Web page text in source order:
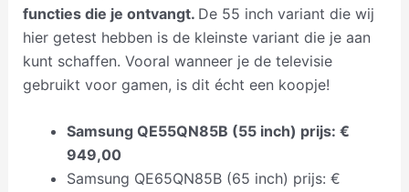
functies die je ontvangt. De 55 inch variant die wij
hier getest hebben is de kleinste variant die je aan
kunt schaffen. Vooral wanneer je de televisie
gebruikt voor gamen, is dit écht een koopje!
Samsung QE55QN85B (55 inch) prijs: €
949,00
Samsung QE65QN85B (65 inch) prijs: €